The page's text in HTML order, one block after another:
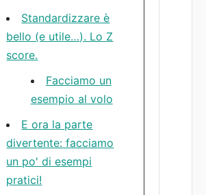
Standardizzare è
bello (e utile…). Lo Z
score.
Facciamo un
esempio al volo
E ora la parte
divertente: facciamo
un po' di esempi
pratici!